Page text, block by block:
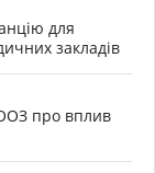
для
закладів
про вплив